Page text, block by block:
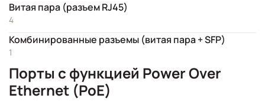
Витая пара (разъем RJ45)
4
Комбинированные разъемы (витая пара + SFP)
1
Порты с функцией Power Over
Ethernet (PoE)